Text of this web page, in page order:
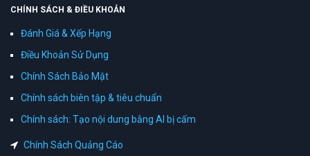
CHÍNH SÁCH & ĐIỀU KHOẢN
Đánh Giá & Xếp Hạng
Điều Khoản Sử Dụng
Chính Sách Bảo Mật
Chính sách biên tập & tiêu chuẩn
Chính sách: Tạo nội dung bằng AI bị cấm
Chính Sách Quảng Cáo